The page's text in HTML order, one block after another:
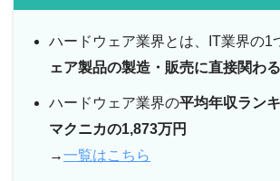
ハードウェア業界とは、IT業界の1
ェア製品の製造・販売に直接関わ
ハードウェア業界の平均年収ラン
マクニカの1,873万円
→一覧はこちら